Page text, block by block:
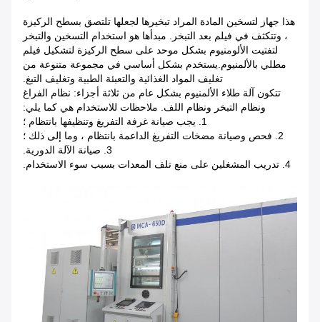
هذا جهاز لتسخين المادة المراد تبخيرها لجعلها تلتصق بسطح الركيزة
، وتتكثف في فيلم بعد التبخر. مبدأها هو استخدام التسخين والتبخر
لتفتيت الألومنيوم بشكل موحد على سطح الركيزة لتشكيل فيلم
مطلي بالألمنيوم.يستخدم بشكل أساسي في مجموعة متنوعة من
تغليف المواد الغذائية والتعبئة الطبية وتغليف التبغ.
تتكون آلة طلاء الألمنيوم بشكل عام من ثلاثة أجزاء: نظام الفراغ
ونظام التبخر ونظام اللف. ملاحظات للاستخدام هي كما يلي:
1. يجب صيانة غرفة التفريغ وتنظيفها بانتظام ؛
2. فحص وصيانة مضخات التفريغ الداعمة بانتظام ، وما إلى ذلك ؛
3. صيانة الآلة الدورية.
4. تدريب المشغلين على منع تلف المعدات بسبب سوء الاستخدام.